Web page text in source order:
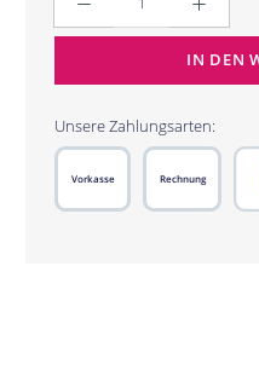
IN DEN
Unsere Zahlungsarten:
Rechnung
Vorkasse